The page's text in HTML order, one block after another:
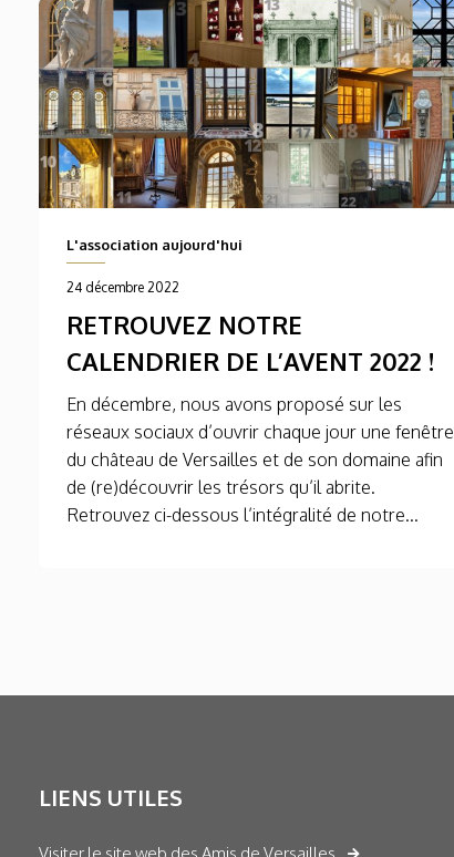
L'association aujourd'hui
24 décembre 2022
RETROUVEZ NOTRE
CALENDRIER DE L’AVENT 2022 !
En décembre, nous avons proposé sur les
réseaux sociaux d’ouvrir chaque jour une fenêtre
du château de Versailles et de son domaine afin
de (re)découvrir les trésors qu’il abrite.
Retrouvez ci-dessous l’intégralité de notre...
LIENS UTILES
Visiter le site web des Amis de Versailles